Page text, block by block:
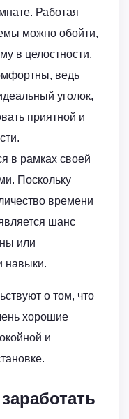
Работая
можно обойти,
в целостности.
ведь
уголок,
приятной и
в рамках своей
Поскольку
времени
шанс
или
навыки.
о том, что
хорошие
и